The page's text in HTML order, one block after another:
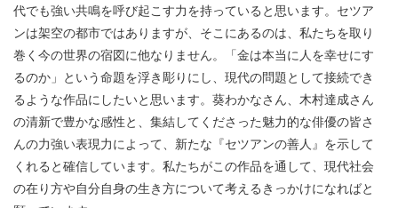
代でも強い共鳴を呼び起こす力を持っていると思います。セツア
ンは架空の都市ではありますが、そこにあるのは、私たちを取り
巻く今の世界の宿図に他なりません。「金は本当に人を幸せにす
るのか」という命題を浮き彫りにし、現代の問題として接続でき
るような作品にしたいと思います。葵わかなさん、木村達成さん
の清新で豊かな感性と、集結してくださった魅力的な俳優の皆さ
んの力強い表現力によって、新たな『セツアンの善人』を示して
くれると確信しています。私たちがこの作品を通して、現代社会
の在り方や自分自身の生き方について考えるきっかけになればと